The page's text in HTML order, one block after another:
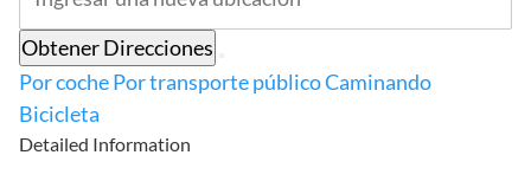
Obtener Direcciones
Por cochePor transporte públicoCaminando
Bicicleta
Detailed Information